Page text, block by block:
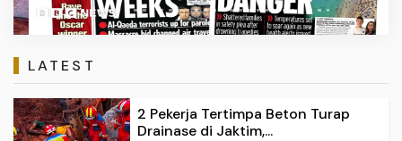
LATEST
2 Pekerja Tertimpa Beton Turap
Drainase di Jaktim,...